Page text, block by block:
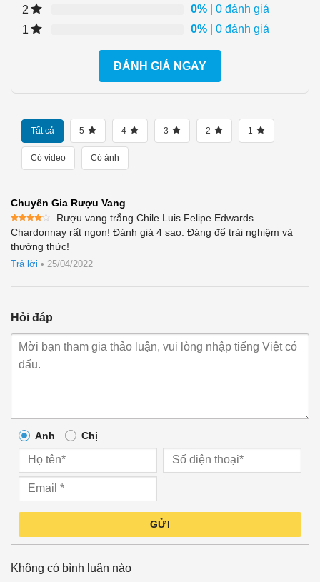
2
0% | 0 đánh giá
1
0% | 0 đánh giá
ĐÁNH GIÁ NGAY
Tất cả 5 4 3 2 1
Có video Có ảnh
Chuyên Gia Rượu Vang
Được
xếp
hạng4
5 sao
Rượu vang trắng Chile Luis Felipe Edwards
Chardonnay rất ngon! Đánh giá 4 sao. Đáng để trải nghiệm và
thưởng thức!
Trả lời • 25/04/2022
Hỏi đáp
Anh Chị
GỬI
Không có bình luận nào